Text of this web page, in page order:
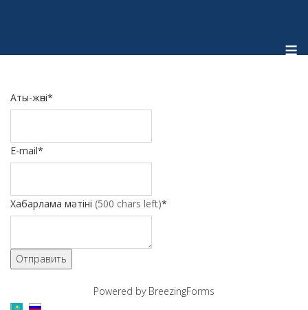
≡
Аты-жөні*
E-mail*
Хабарлама мәтіні (500 chars left)*
Отправить
Powered by BreezingForms